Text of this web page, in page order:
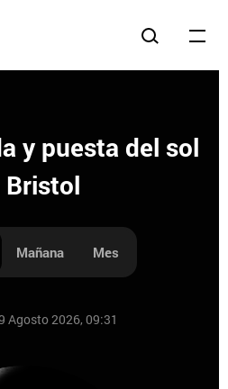
y puesta del sol
Bristol
Mañana Mes
Agosto 2026, 09:31